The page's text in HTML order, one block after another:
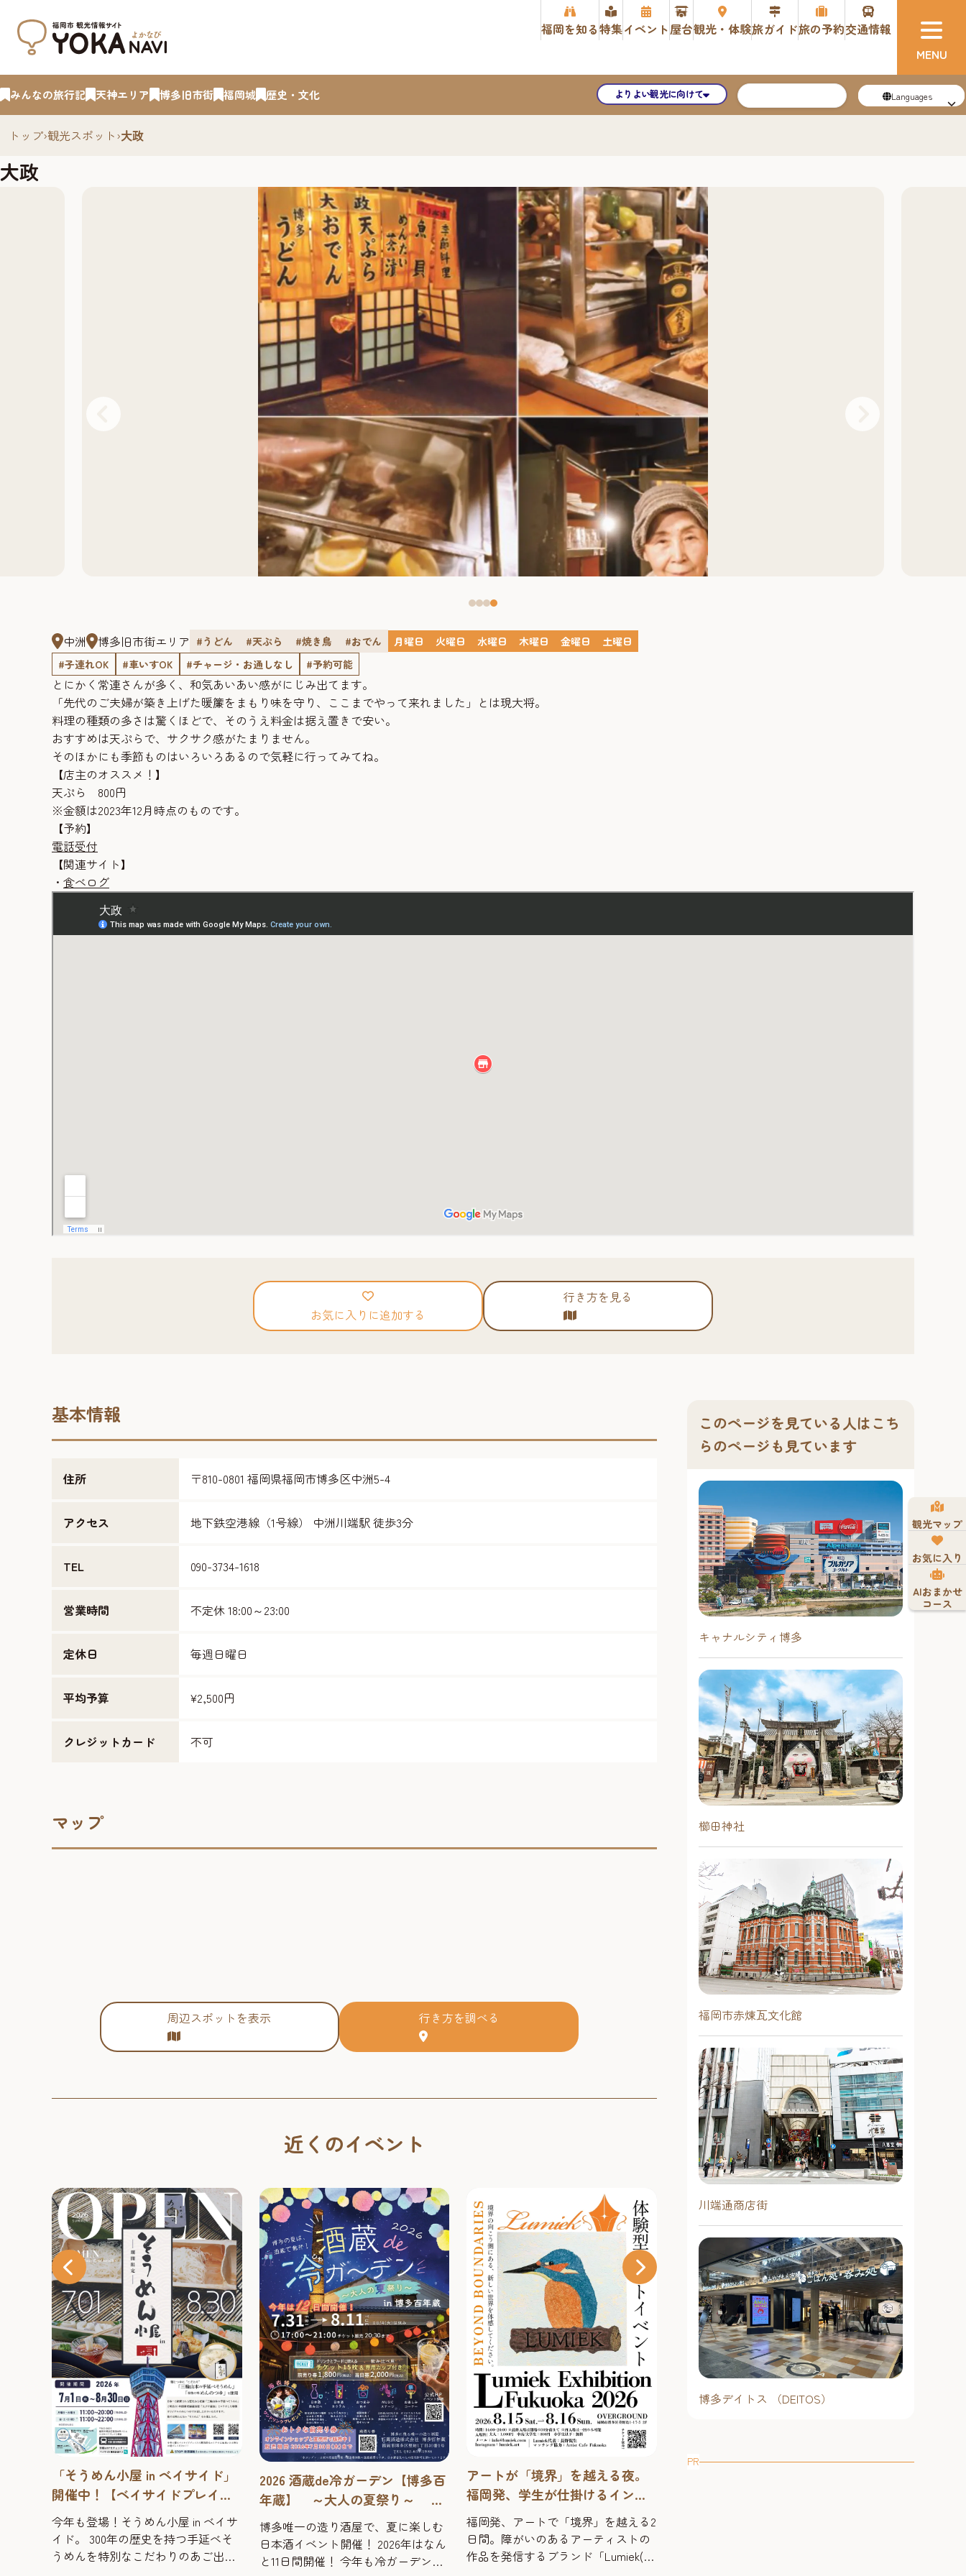
福岡を知る特集イベント屋台観光・体験旅ガイド旅の予約交通情報
みんなの旅行記 天神エリア 博多旧市街 福岡城 歴史・文化 よりよい観光に向けて Languages
トップ›観光スポット›大政
大政
中洲 博多旧市街エリア #うどん #天ぷら #焼き鳥 #おでん 月曜日 火曜日 水曜日 木曜日 金曜日
土曜日
#子連れOK
#車いすOK #チャージ・お通しなし #予約可能
とにかく常連さんが多く、和気あいあい感がにじみ出てます。
「先代のご夫婦が築き上げた暖簾をまもり味を守り、ここまでやって来れました」とは現大将。
料理の種類の多さは驚くほどで、そのうえ料金は据え置きで安い。
おすすめは天ぷらで、サクサク感がたまりません。
そのほかにも季節ものはいろいろあるので気軽に行ってみてね。
【店主のオススメ！】
天ぷら 800円
※金額は2023年12月時点のものです。
【予約】
電話受付
【関連サイト】
・ 食べログ
お気に入りに追加する
行き方を見る
基本情報
住所 〒810-0801 福岡県福岡市博多区中洲5-4
アクセス 地下鉄空港線（1号線） 中洲川端駅 徒歩3分
TEL 090-3734-1618
営業時間 不定休 18:00～23:00
定休日 毎週日曜日
平均予算 ¥2,500円
クレジットカード 不可
マップ
周辺スポットを表示 行き方を調べる
近くのイベント
サイド」
プレイス
屋 in ベイサ
つ手延べそ
のあご出汁
2026 酒蔵de冷ガーデン【博多百
年蔵】 ～大人の夏祭り～ 博
多唯一の造り酒屋で、夏に楽し
む日本酒イベント！
博多唯一の造り酒屋で、夏に楽しむ
日本酒イベント開催！ 2026年はなん
と11日間開催！ 今年も冷ガーデンの
アートが「境界」を越える夜。
福岡発、学生が仕掛けるインク
ルーシブなアート体験「Lumiek
Exhibition Fukuoka 2026」
福岡発、アートで「境界」を越える2
日間。障がいのあるアーティストの
作品を発信するブランド「Lumiek(ル
博多港発着クルーズを数多く実
施している「MITSUI OCEAN
FUJI」の船内見学会を開催しま
す！
博多港発着クルーズを数多く実施し
ている「MITSUI OCEAN FUJI」の船内
見学会を開催します。 美しい内装や
ゆったりとした共有スペースなど、
普段はなかなか立ち入ることのでき
ない船内を見学しながら、海の上で
過ごす優雅な旅の雰囲気やクルーズ
船ならではの魅力を間近で体感でき
る貴重な機会です。 申込1回につ
き、2名まで申し込みできますので、
ご家族の方等も一緒にご応募できま
す。 是非この機会に...
2026年9月9日（水曜日）11時～12
時30分
博多駅エリア
福岡造船『進水式』【福岡造船
福岡工場】2026年 ～全長100m
を超える巨大な船体が、海面へ
目の前で繰り広げられるドラマチッ
水式を見学できるイベント！ 全長
進水時間： 2026年8月17日（火曜
このページを見ている人はこち
らのページも見ています
キャナルシティ博多
櫛田神社
福岡市赤煉瓦文化館
川端通商店街
博多デイトス （DEITOS）
PR
観光マップ
お気に入り
AIおまかせ
コース